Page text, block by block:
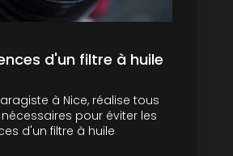
d'un filtre à huile
à Nice, réalise tous
pour éviter les
d'un filtre à huile